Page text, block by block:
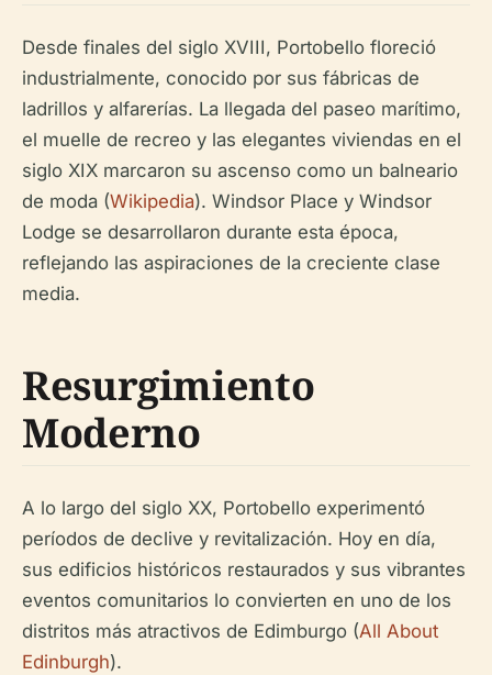
Desde finales del siglo XVIII, Portobello floreció
industrialmente, conocido por sus fábricas de
ladrillos y alfarerías. La llegada del paseo marítimo,
el muelle de recreo y las elegantes viviendas en el
siglo XIX marcaron su ascenso como un balneario
de moda (Wikipedia). Windsor Place y Windsor
Lodge se desarrollaron durante esta época,
reflejando las aspiraciones de la creciente clase
media.
Resurgimiento
Moderno
A lo largo del siglo XX, Portobello experimentó
períodos de declive y revitalización. Hoy en día,
sus edificios históricos restaurados y sus vibrantes
eventos comunitarios lo convierten en uno de los
distritos más atractivos de Edimburgo (All About
Edinburgh).